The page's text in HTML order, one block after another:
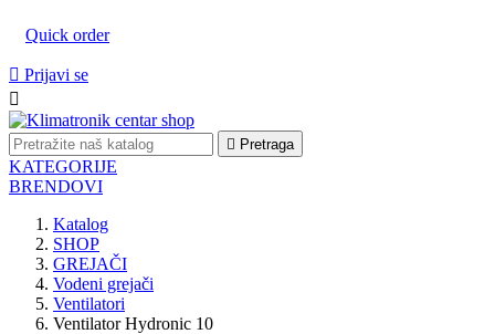
Quick order
 Prijavi se

 Pretraga
KATEGORIJE
BRENDOVI
Katalog
SHOP
GREJAČI
Vodeni grejači
Ventilatori
Ventilator Hydronic 10